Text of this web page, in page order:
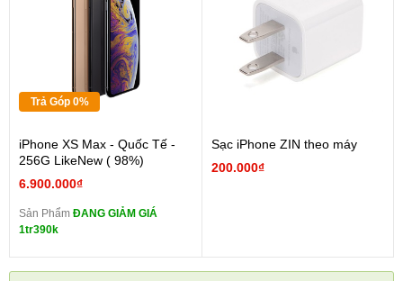
Trả Góp 0%
iPhone XS Max - Quốc Tế -
256G LikeNew ( 98%)
6.900.000₫
Sản Phẩm ĐANG GIẢM GIÁ
1tr390k
Sạc iPhone ZIN theo máy
200.000₫